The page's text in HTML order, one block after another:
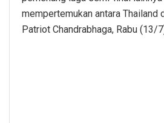
mempertemukan antara Thailand
Patriot Chandrabhaga, Rabu (13/